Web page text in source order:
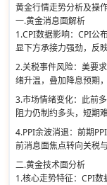
黄金行情走势分析及操作
一.黄金消息面解析
1.CPI数据影响：CPI公
显下方承接力强劲，反
2.关税事件风险：美要
绪升温，叠加降息预期
3.市场情绪变化：此前
阻力仍制约多头，短期
4.PPI余波消退：前期
前消息面焦点转向关税
二.黄金技术面分析
1.核心走势特征：CPI数